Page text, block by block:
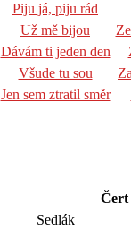
Piju já, piju rád
Už mě bijou
Dávám ti jeden den
Všude tu sou
Jen sem ztratil směr
Čert
Sedlák